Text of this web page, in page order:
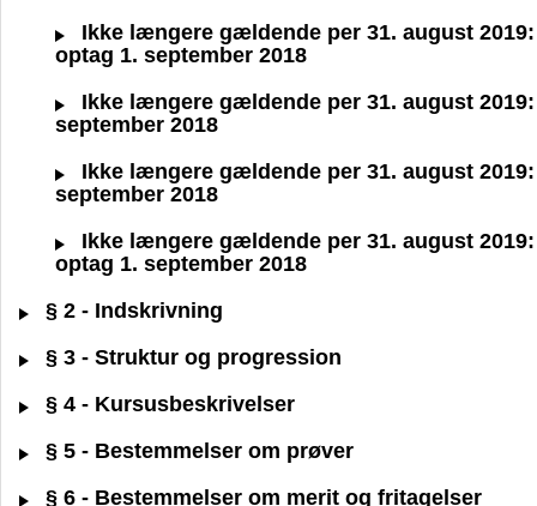
Ikke længere gældende per 31. august
optag 1. september 2018
Ikke længere gældende per 31. august
september 2018
Ikke længere gældende per 31. august
september 2018
Ikke længere gældende per 31. august
optag 1. september 2018
§ 2 - Indskrivning
§ 3 - Struktur og progression
§ 4 - Kursusbeskrivelser
§ 5 - Bestemmelser om prøver
§ 6 - Bestemmelser om merit og fritagelser